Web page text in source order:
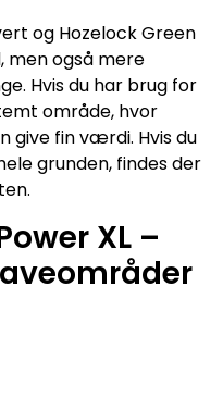
og Hozelock Green
men også mere
Hvis du har brug for
område, hvor
give fin værdi. Hvis du
grunden, findes der
XL –